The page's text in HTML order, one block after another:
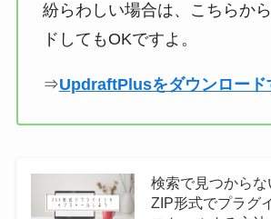
紛らわしい場合は、こちらか
ドしてもOKですよ。
⇒UpdraftPlusをダウンロード
検索で見つからな
ZIP形式でプラグ